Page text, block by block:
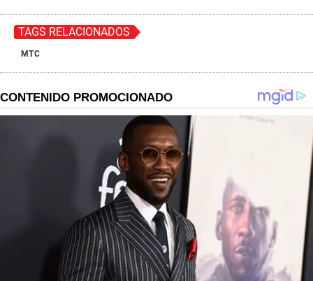
TAGS RELACIONADOS
MTC